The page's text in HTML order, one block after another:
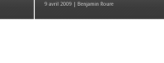
9 avril 2009 | Benjamin Roure